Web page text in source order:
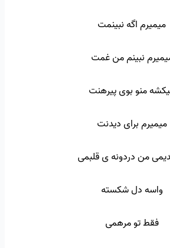
میمیرم اگه نبینمت
نبینم من غمت
منو بوی پیرهنت
میمیرم برای دیدنت
من دردونه ی قلبمی
واسه دل شکسته
فقط تو مرهمی